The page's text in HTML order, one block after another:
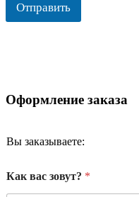
Отправить
Оформление заказа
Вы заказываете:
Как вас зовут? *